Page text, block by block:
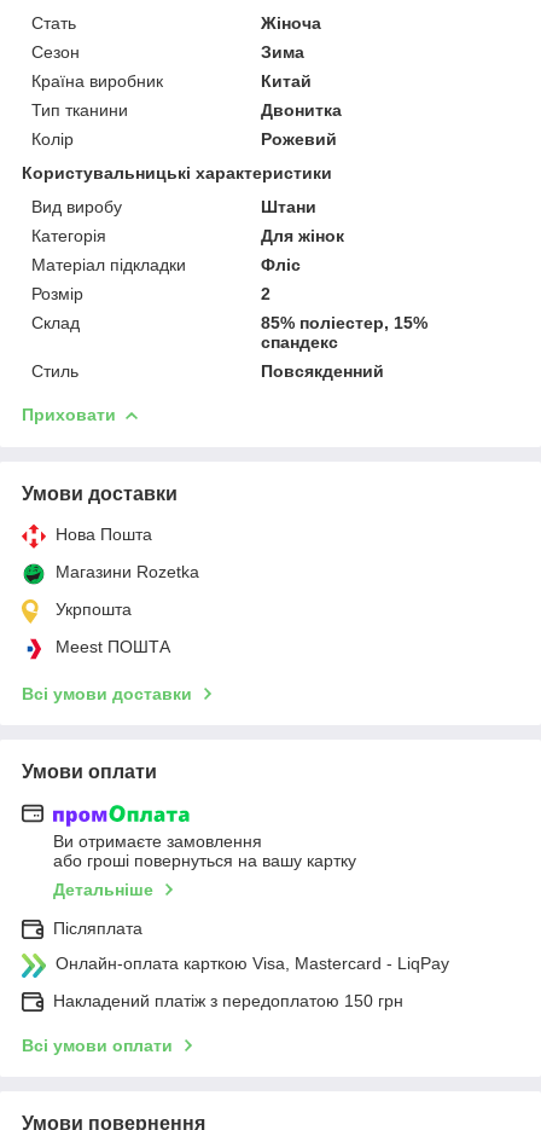
Стать
Жіноча
Сезон
Зима
Країна виробник
Китай
Тип тканини
Двонитка
Колір
Рожевий
Користувальницькі характеристики
Вид виробу
Штани
Категорія
Для жінок
Матеріал підкладки
Фліс
Розмір
2
Склад
85% поліестер, 15%
спандекс
Стиль
Повсякденний
Приховати
Умови доставки
Нова Пошта
Магазини Rozetka
Укрпошта
Meest ПОШТА
Всі умови доставки
Умови оплати
Ви отримаєте замовлення
або гроші повернуться на вашу картку
Детальніше
Післяплата
Онлайн-оплата карткою Visa, Mastercard - LiqPay
Накладений платіж з передоплатою 150 грн
Всі умови оплати
Умови повернення